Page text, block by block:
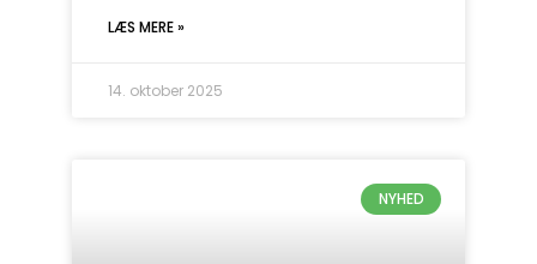
LÆS MERE »
14. oktober 2025
NYHED